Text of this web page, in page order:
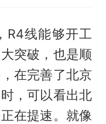
R4线能够开工
突破，也是顺
在完善了北京
，可以看出北
在提速。就像